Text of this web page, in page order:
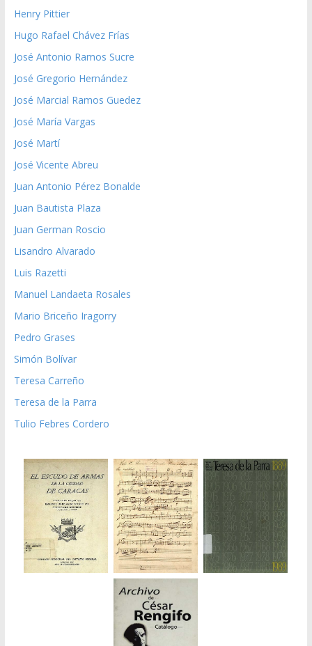
Henry Pittier
Hugo Rafael Chávez Frías
José Antonio Ramos Sucre
José Gregorio Hernández
José Marcial Ramos Guedez
José María Vargas
José Martí
José Vicente Abreu
Juan Antonio Pérez Bonalde
Juan Bautista Plaza
Juan German Roscio
Lisandro Alvarado
Luis Razetti
Manuel Landaeta Rosales
Mario Briceño Iragorry
Pedro Grases
Simón Bolívar
Teresa Carreño
Teresa de la Parra
Tulio Febres Cordero